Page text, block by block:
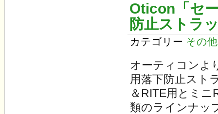
Oticon「セ
防止ストラ
カテゴリー その他
オーティコンよ
用落下防止スト
＆RITE用とミ
類のラインナッ